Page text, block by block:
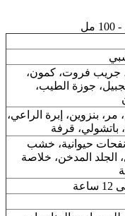
جريب فروت، كمون،
جوزة الطيب،
مر، بنزوين، إبرة الراعي،
باتشولي، قرفة
نفحات حيوانية، خشب
الجلد المدخن، خلاصة